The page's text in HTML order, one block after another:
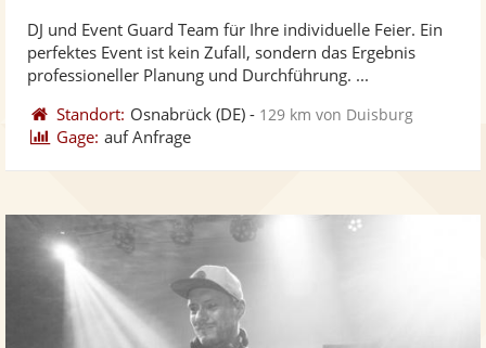
Fotos
DJ und Event Guard Team für Ihre individuelle Feier. Ein
perfektes Event ist kein Zufall, sondern das Ergebnis
professioneller Planung und Durchführung. ...
Standort: Osnabrück (DE) - 129 km von Duisburg
Gage: auf Anfrage